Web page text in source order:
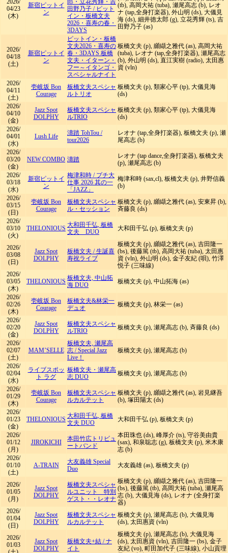
2026/
04/23
(木)
新宿ピットイ
ン
郎・立花秀輝・吉
田野乃子 / ピット
イン・板橋文夫
2026・喜寿の春・
3DAYS
(tb), 高岡大祐 (tuba), 瀬尾高志 (b), レオ
ナ (tap,全身打楽器), 外山明 (ds), 大儀見
海 (ds), 細井徳太郎 (g), 立花秀輝 (ts), 吉
田野乃子 (as)
2026/
04/18
(土)
新宿ピットイ
ン
ピットイン・板橋
文夫2026・喜寿の
春・3DAYS 板橋
文夫・イターン・
フー～イタンゴ・
スペシャルナイト
板橋文夫 (p), 纐纈之雅代 (as), 高岡大祐
(tuba), レオナ (tap,全身打楽器), 瀬尾高志
(b), 外山明 (ds), 直江実樹 (radio), 太田惠
資 (vln)
2026/
04/11
(土)
壱岐坂 Bon
Courage
板橋文夫スペシャ
ルトリオ
板橋文夫 (p), 類家心平 (tp), 大儀見海
(ds)
2026/
04/10
(金)
Jazz Spot
DOLPHY
板橋文夫スペシャ
ルTRIO
板橋文夫 (p), 類家心平 (tp), 大儀見海
(ds)
2026/
04/01
(水)
Lush Life 濤踏 TohTou /
tour2026
レオナ (tap,全身打楽器), 板橋文夫 (p), 瀬
尾高志 (b)
2026/
03/20
(金)
NEW COMBO 濤踏
レオナ (tap dance,全身打楽器), 板橋文夫
(p), 瀬尾高志 (b)
2026/
03/18
(水)
新宿ピットイ
ン
梅津和時 / プチ大
仕事 2026 其の一
「JAZZ」
梅津和時 (sax,cl), 板橋文夫 (p), 井野信義
(b)
2026/
03/15
(日)
壱岐坂 Bon
Courage
板橋文夫スペシャ
ル・セッション
板橋文夫 (p), 纐纈之雅代 (as), 安東昇 (b),
斉藤良 (ds)
2026/
03/10
(火)
THELONIOUS 大和田千弘, 板橋
文夫 DUO
大和田千弘 (p), 板橋文夫 (p)
2026/
03/08
(日)
Jazz Spot
DOLPHY
板橋文夫 /生誕喜
寿祝ライブ
板橋文夫 (p), 纐纈之雅代 (as), 吉田隆一
(bs), 後藤篤 (tb), 高岡大祐 (tuba), 太田惠
資 (vln), 外山明 (ds), 金子友紀 (唄), 竹澤
悦子 (三味線)
2026/
03/05
(木)
THELONIOUS 板橋文夫, 中山拓
海 DUO
板橋文夫 (p), 中山拓海 (as)
2026/
02/26
(木)
壱岐坂 Bon
Courage
板橋文夫&林栄一
デュオ
板橋文夫 (p), 林栄一 (as)
2026/
02/20
(金)
Jazz Spot
DOLPHY
板橋文夫スペシャ
ルTRIO
板橋文夫 (p), 瀬尾高志 (b), 斉藤良 (ds)
2026/
02/07
(土)
MAM’SELLE
板橋文夫, 瀬尾高
志 /Special Jazz
Live！
板橋文夫 (p), 瀬尾高志 (b)
2026/
02/04
(水)
ライブスポッ
ト ラグ
板橋文夫・瀬尾高
志 DUO
板橋文夫 (p), 瀬尾高志 (b)
2026/
01/29
(木)
壱岐坂 Bon
Courage
板橋文夫スペシャ
ルカルテット
板橋文夫 (p), 纐纈之雅代 (as), 岩見継吾
(b), 塚田陽太 (ds)
2026/
01/23
(金)
THELONIOUS 大和田千弘, 板橋
文夫 DUO
大和田千弘 (p), 板橋文夫 (p)
2026/
01/12
(月)
JIROKICHI
本田竹広トリビュ
ートバンド
本田珠也 (ds), 峰厚介 (ts), 守谷美由貴
(sax), 和泉聡志 (g), 板橋文夫 (p), 米木康
志 (b)
2026/
01/10
(土)
A-TRAIN
大友義雄 Special
Duo
大友義雄 (as), 板橋文夫 (p)
2026/
01/05
(月)
Jazz Spot
DOLPHY
板橋文夫スペシャ
ルユニット 特別
ゲスト・・レオナ
板橋文夫 (p), 纐纈之雅代 (as), 吉田隆一
(bs), 後藤篤 (tb), 高岡大祐 (tuba), 瀬尾高
志 (b), 大儀見海 (ds), レオナ (全身打楽
器)
2026/
01/04
(日)
Jazz Spot
DOLPHY
板橋文夫スペシャ
ルカルテット
板橋文夫 (p), 瀬尾高志 (b), 大儀見海
(ds), 太田惠資 (vln)
2026/
01/03
Jazz Spot
DOLPHY
板橋文夫+結 /ナ
イト
板橋文夫 (p), 瀬尾高志 (b), 大儀見海
(ds), 太田惠資 (vln), 吉田隆一 (bs), 金子
友紀 (vo), 町田加代子 (三味線), 小山貢理